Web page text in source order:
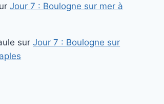
Jour 7 : Boulogne sur mer à
surJour 7 : Boulogne sur